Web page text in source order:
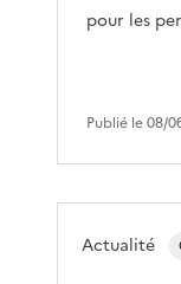
pour les
Publié le 08/
Actualité